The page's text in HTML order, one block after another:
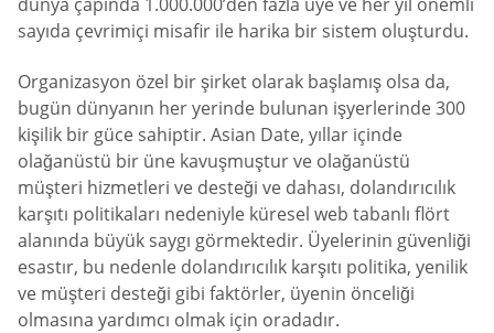
sayıda çevrimiçi misafir ile harika bir sistem oluşturdu.
Organizasyon özel bir şirket olarak başlamış olsa da,
bugün dünyanın her yerinde bulunan işyerlerinde 300
kişilik bir güce sahiptir. Asian Date, yıllar içinde
olağanüstü bir üne kavuşmuştur ve olağanüstü
müşteri hizmetleri ve desteği ve dahası, dolandırıcılık
karşıtı politikaları nedeniyle küresel web tabanlı flört
alanında büyük saygı görmektedir. Üyelerinin güvenliği
esastır, bu nedenle dolandırıcılık karşıtı politika, yenilik
ve müşteri desteği gibi faktörler, üyenin önceliği
olmasına yardımcı olmak için oradadır.